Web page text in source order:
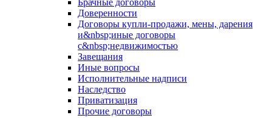
Брачные договоры
Доверенности
Договоры купли-продажи, мены, дарения
и&nbsp;иные договоры
с&nbsp;недвижимостью
Завещания
Иные вопросы
Исполнительные надписи
Наследство
Приватизация
Прочие договоры